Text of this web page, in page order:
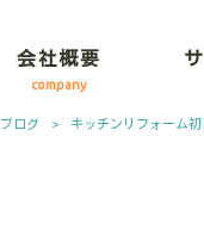
会社概要
company
ブログ > キッチンリフォーム初